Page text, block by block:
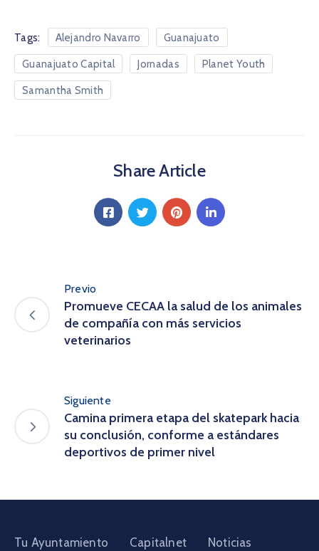
Tags: Alejandro Navarro Guanajuato
Guanajuato Capital Jornadas Planet Youth
Samantha Smith
Share Article
Previo
Promueve CECAA la salud de los animales
de compañía con más servicios
veterinarios
Siguiente
Camina primera etapa del skatepark hacia
su conclusión, conforme a estándares
deportivos de primer nivel
Tu Ayuntamiento Capitalnet Noticias